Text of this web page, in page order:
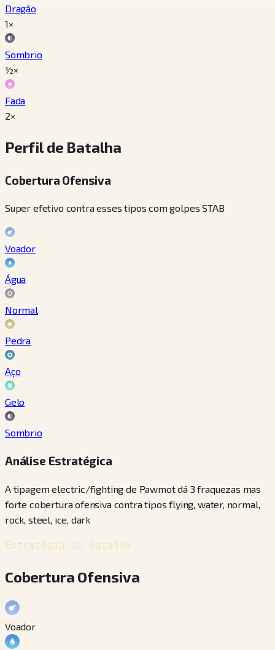
Dragão
1×
Sombrio
½×
Fada
2×
Perfil de Batalha
Cobertura Ofensiva
Super efetivo contra esses tipos com golpes STAB
Voador
Água
Normal
Pedra
Aço
Gelo
Sombrio
Análise Estratégica
A tipagem electric/fighting de Pawmot dá 3 fraquezas mas
forte cobertura ofensiva contra tipos flying, water, normal,
rock, steel, ice, dark
Estratégia de Batalha
Cobertura Ofensiva
Voador